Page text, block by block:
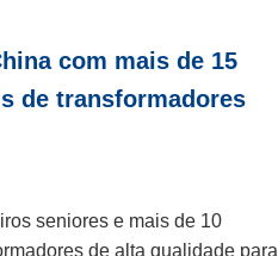
com mais de 15
de transformadores
seniores e mais de 10
de alta qualidade para